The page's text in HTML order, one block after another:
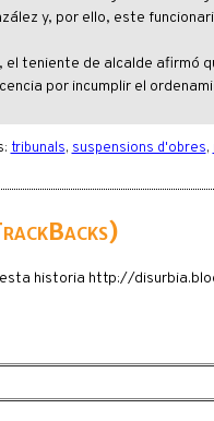
y, por ello, este
el teniente de alcalde afirmó
por incumplir el
tribunals, suspensions d'obres,
esta historia http://